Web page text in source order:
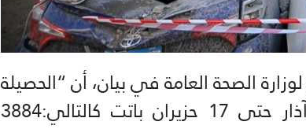
الصحة العامة في بيان، أن “الحصيلة
التراكمية الاجمالية للعدوان منذ 2 آذار حتى 17 حزيران باتت كالتالي:3884